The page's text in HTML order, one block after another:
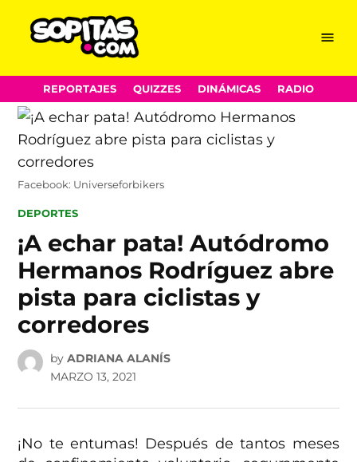
Skip
to
content
Menu
REPORTAJES QUIZZES DINÁMICAS RADIO
Facebook: Universeforbikers
POSTED
DEPORTES
¡A echar pata! Autódromo
Hermanos Rodríguez abre
pista para ciclistas y
corredores
by ADRIANA ALANÍS
MARZO 13, 2021
¡No te entumas! Después de tantos meses